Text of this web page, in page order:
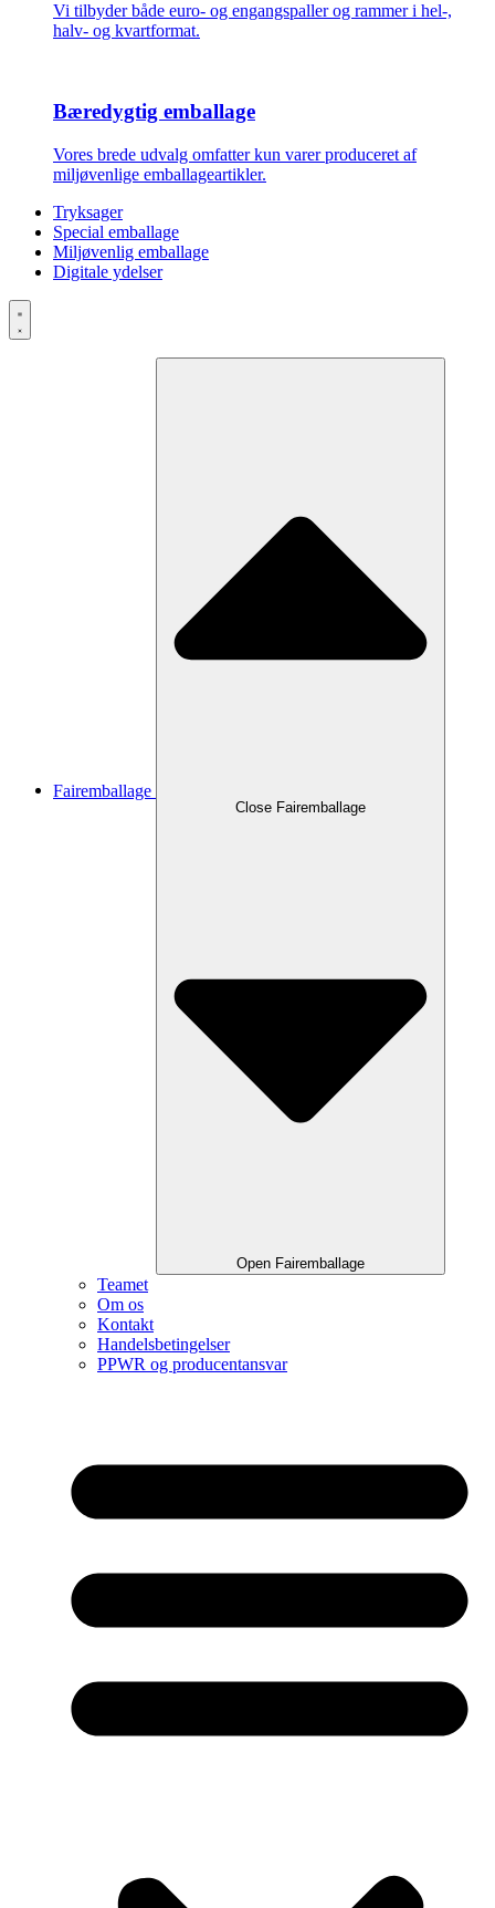
Vi tilbyder både euro- og engangspaller og rammer i hel-,
halv- og kvartformat.
Bæredygtig emballage
Vores brede udvalg omfatter kun varer produceret af
miljøvenlige emballageartikler.
Tryksager
Special emballage
Miljøvenlig emballage
Digitale ydelser
Fairemballage
Close Fairemballage
Open Fairemballage
Teamet
Om os
Kontakt
Handelsbetingelser
PPWR og producentansvar